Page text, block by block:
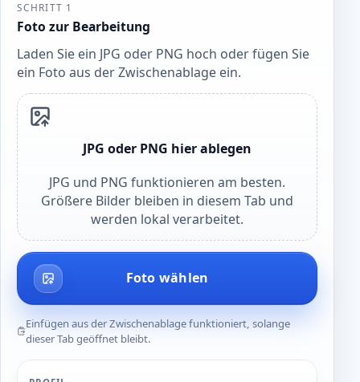
SCHRITT 1
Foto zur Bearbeitung
Laden Sie ein JPG oder PNG hoch oder fügen Sie
ein Foto aus der Zwischenablage ein.
JPG oder PNG hier ablegen
JPG und PNG funktionieren am besten.
Größere Bilder bleiben in diesem Tab und
werden lokal verarbeitet.
Foto wählen
Einfügen aus der Zwischenablage funktioniert, solange
dieser Tab geöffnet bleibt.